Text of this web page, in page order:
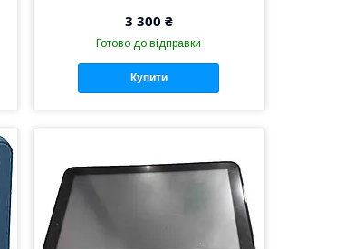
3 300 ₴
Готово до відправки
Купити